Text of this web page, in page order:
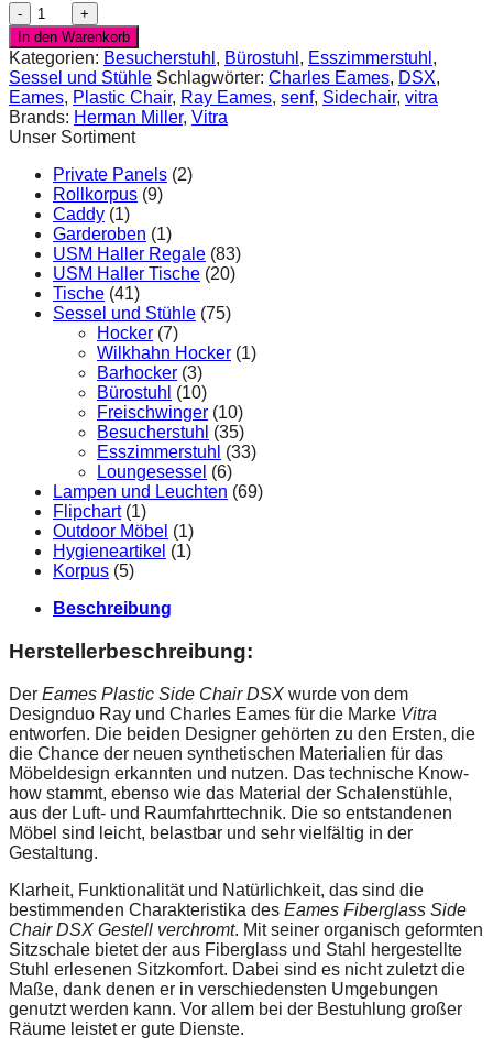
Vitra
DSX
Eames
Fiberglass
Side
Chair
in
Red
Orange
Menge
In den Warenkorb
Kategorien: Besucherstuhl , Bürostuhl , Esszimmerstuhl ,
Sessel und Stühle Schlagwörter: Charles Eames, DSX,
Eames, Plastic Chair, Ray Eames, senf, Sidechair, vitra
Brands: Herman Miller, Vitra
Unser Sortiment
Private Panels (2)
Rollkorpus (9)
Caddy (1)
Garderoben (1)
USM Haller Regale (83)
USM Haller Tische (20)
Tische (41)
Sessel und Stühle (75)
Hocker (7)
Wilkhahn Hocker (1)
Barhocker (3)
Bürostuhl (10)
Freischwinger (10)
Besucherstuhl (35)
Esszimmerstuhl (33)
Loungesessel (6)
Lampen und Leuchten (69)
Flipchart (1)
Outdoor Möbel (1)
Hygieneartikel (1)
Korpus (5)
Beschreibung
Herstellerbeschreibung:
Der Eames Plastic Side Chair DSX wurde von dem
Designduo Ray und Charles Eames für die Marke Vitra
entworfen. Die beiden Designer gehörten zu den Ersten, die
die Chance der neuen synthetischen Materialien für das
Möbeldesign erkannten und nutzen. Das technische Know-
how stammt, ebenso wie das Material der Schalenstühle,
aus der Luft- und Raumfahrttechnik. Die so entstandenen
Möbel sind leicht, belastbar und sehr vielfältig in der
Gestaltung.
Klarheit, Funktionalität und Natürlichkeit, das sind die
bestimmenden Charakteristika des Eames Fiberglass Side
Chair DSX Gestell verchromt. Mit seiner organisch geformten
Sitzschale bietet der aus Fiberglass und Stahl hergestellte
Stuhl erlesenen Sitzkomfort. Dabei sind es nicht zuletzt die
Maße, dank denen er in verschiedensten Umgebungen
genutzt werden kann. Vor allem bei der Bestuhlung großer
Räume leistet er gute Dienste.